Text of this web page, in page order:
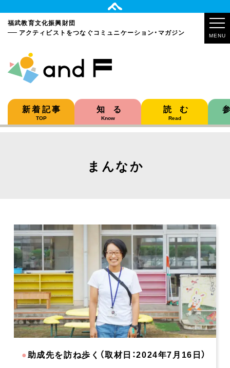
福武教育文化振興財団
アクティビストをつなぐコミュニケーション・マガジン MENU
新着記事
TOP
知る
Know
読む
Read
まんなか
●助成先を訪ね歩く（取材日：2024年7月16日）